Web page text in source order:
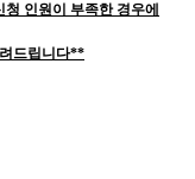
인원이 부족한 경우에
드립니다**